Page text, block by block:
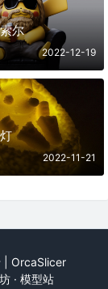
尔
2022-12-19
2022-11-21
| OrcaSlicer
· 模型站